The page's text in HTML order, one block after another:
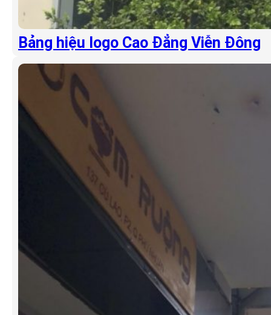
Bảng hiệu logo Cao Đẳng Viễn Đông